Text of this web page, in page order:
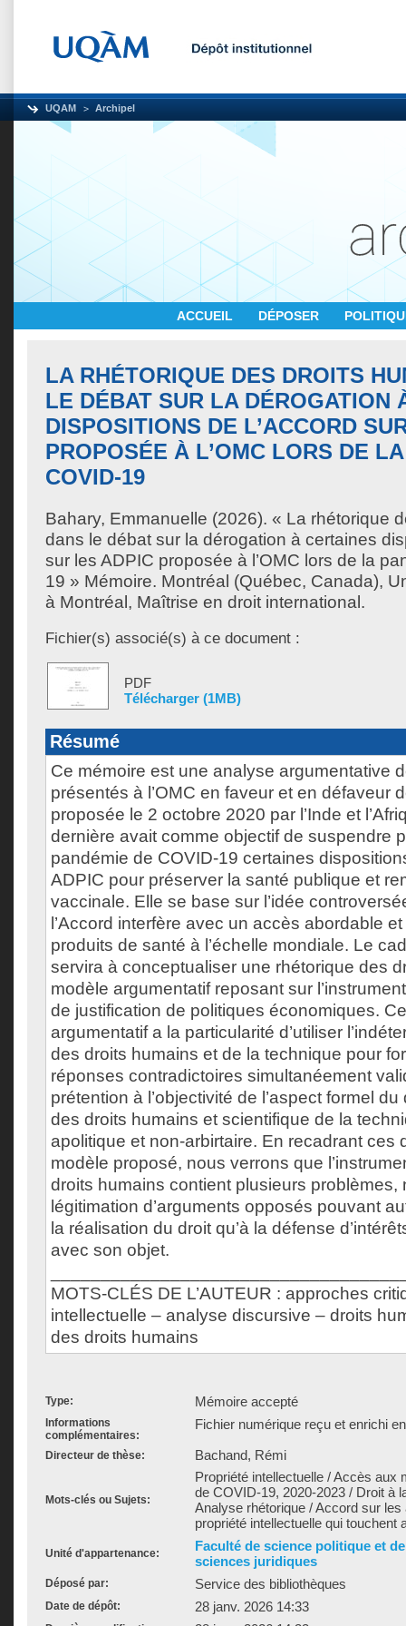
UQAM Archipel
ACCUEIL DÉPOSER
LA RHÉTORIQUE DES DROITS
LE DÉBAT SUR LA DÉROGATION
DISPOSITIONS DE L’ACCORD
PROPOSÉE À L’OMC LORS DE
COVID-19
Bahary, Emmanuelle (2026). « La rhétorique
dans le débat sur la dérogation à certaines
sur les ADPIC proposée à l’OMC lors de la
19 » Mémoire. Montréal (Québec, Canada),
à Montréal, Maîtrise en droit international.
Fichier(s) associé(s) à ce document :
PDF
Télécharger (1MB)
Résumé
Ce mémoire est une analyse argumentative
présentés à l’OMC en faveur et en défaveur
proposée le 2 octobre 2020 par l’Inde et
dernière avait comme objectif de suspendre
pandémie de COVID-19 certaines
ADPIC pour préserver la santé publique et
vaccinale. Elle se base sur l’idée
l’Accord interfère avec un accès abordable
produits de santé à l’échelle mondiale. Le
servira à conceptualiser une rhétorique des
modèle argumentatif reposant sur
de justification de politiques économiques.
argumentatif a la particularité d’utiliser
des droits humains et de la technique pour
réponses contradictoires simultanéement
prétention à l’objectivité de l’aspect formel
des droits humains et scientifique de la
apolitique et non-arbirtaire. En recadrant ces
modèle proposé, nous verrons que
droits humains contient plusieurs problèmes,
légitimation d’arguments opposés pouvant
la réalisation du droit qu’à la défense
avec son objet.
MOTS-CLÉS DE L’AUTEUR : approches
intellectuelle – analyse discursive – droits
des droits humains
Type: Mémoire accepté
Informations
complémentaires:
Fichier numérique reçu et enrichi
Directeur de thèse: Bachand, Rémi
Mots-clés ou Sujets:
Propriété intellectuelle / Accès aux
de COVID-19, 2020-2023 / Droit à
Analyse rhétorique / Accord sur
propriété intellectuelle qui touchent
Unité d'appartenance:
Faculté de science politique et
sciences juridiques
Déposé par: Service des bibliothèques
Date de dépôt: 28 janv. 2026 14:33